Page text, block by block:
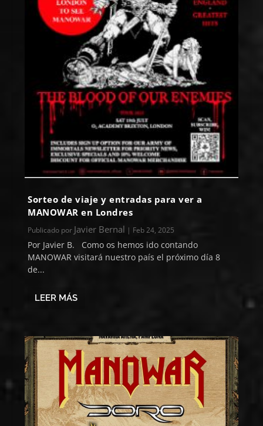
Sorteo de viaje y entradas para ver a
MANOWAR en Londres
Publicado por Javier Bernal | Feb 24, 2025
Por Javier B. Como os hemos ido contando
MANOWAR visitará nuestro país el próximo día 8
de...
LEER MÁS